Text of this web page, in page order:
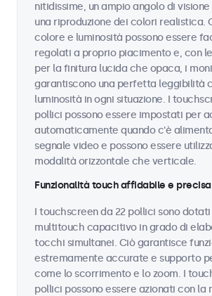
nitidissime, un ampio angolo di visione
una riproduzione dei colori realistica.
colore e luminosità possono essere
regolati a proprio piacimento e, con
per la finitura lucida che opaca, i
garantiscono una perfetta leggibilità
luminosità in ogni situazione. I
pollici possono essere impostati per
automaticamente quando c'è
segnale video e possono essere
modalità orizzontale che verticale.
Funzionalità touch affidabile e precisa
I touchscreen da 22 pollici sono dotati
multitouch capacitivo in grado di
tocchi simultanei. Ciò garantisce
estremamente accurate e supporto
come lo scorrimento e lo zoom. I
pollici possono essere azionati con la